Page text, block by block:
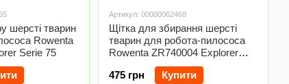
шерсті тварин
Rowenta
Serie 75
Артикул: 00000062468
Щітка для збирання шерсті
тварин для робота-пилососа
Rowenta ZR740004 Explorer
475 грн
Купити